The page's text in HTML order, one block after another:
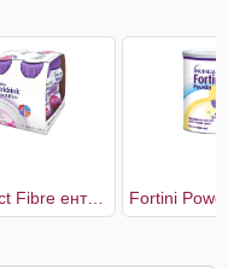
Compact Fibre ентеральне харчування зі смаком полуниці